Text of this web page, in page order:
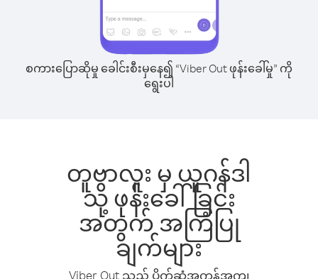
စကားပြောဆိုမှု ခေါင်းစီးမှနေ၍ “Viber Out ဖုန်းခေါ်မှု” ကို
ရွေးပါ
တူဗာလူး မှ ယူဂန်ဒါ
သို့ ဖုန်းခေါ်ခြင်း
အတွက် အကြံပြု
ချက်များ
Viber Out သည် ပိုက်ဆံအကုန်အကျ